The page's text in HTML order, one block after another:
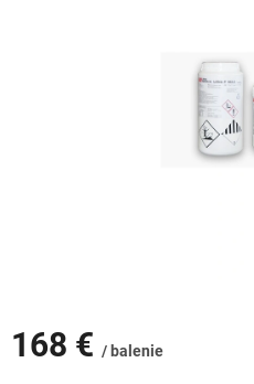
168 € / balenie